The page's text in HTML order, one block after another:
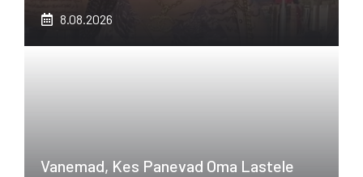
8.08.2026
Vanemad, Kes Panevad Oma Lastele